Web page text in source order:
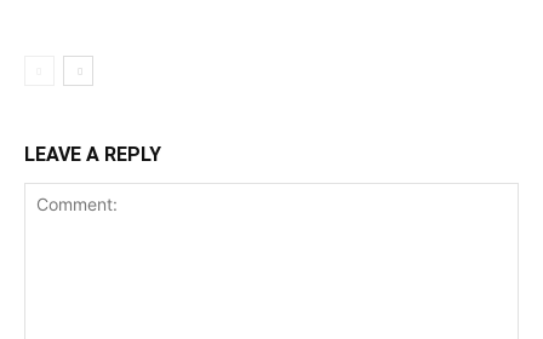
LEAVE A REPLY